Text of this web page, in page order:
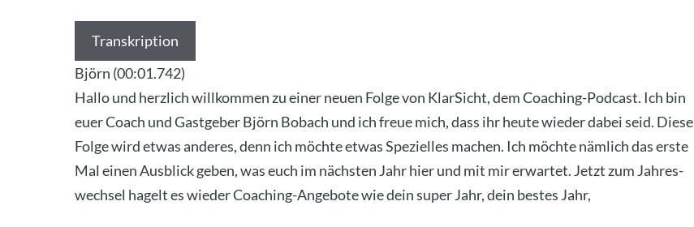
Transkription
Björn (00:01.742)
Hal­lo und herz­lich will­kom­men zu einer neu­en Fol­ge von Klar­Sicht, dem Coa­ching-Pod­cast. Ich bin
euer Coach und Gast­ge­ber Björn Bob­ach und ich freue mich, dass ihr heu­te wie­der dabei seid. Die­se
Fol­ge wird etwas ande­res, denn ich möch­te etwas Spe­zi­el­les machen. Ich möch­te näm­lich das ers­te
Mal einen Aus­blick geben, was euch im nächs­ten Jahr hier und mit mir erwar­tet. Jetzt zum Jah­res­
wech­sel hagelt es wie­der Coa­ching-Ange­bo­te wie dein super Jahr, dein bes­tes Jahr,